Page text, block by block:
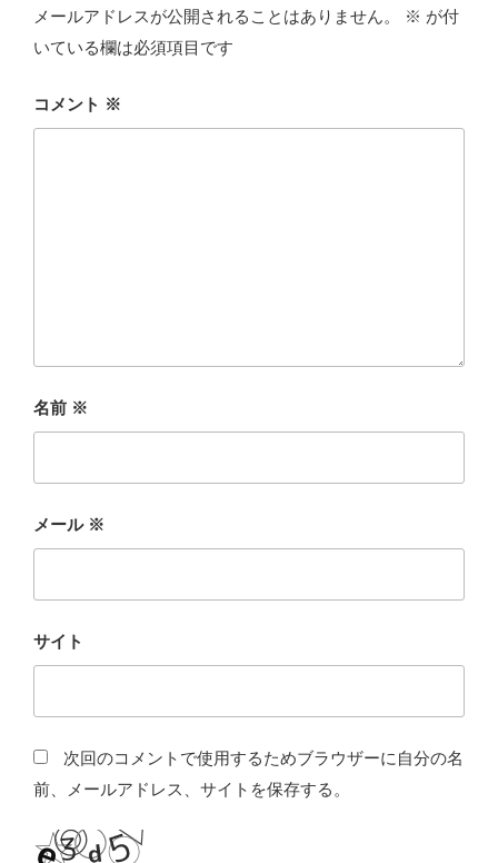
メールアドレスが公開されることはありません。 ※ が付
いている欄は必須項目です
コメント ※
名前 ※
メール ※
サイト
次回のコメントで使用するためブラウザーに自分の名
前、メールアドレス、サイトを保存する。